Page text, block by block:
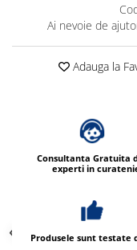
Ai nevoie de
Adauga la
Consultanta Gratuita
experti in
Produsele sunt testate